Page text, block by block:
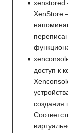
XenStore
доступ к
создания